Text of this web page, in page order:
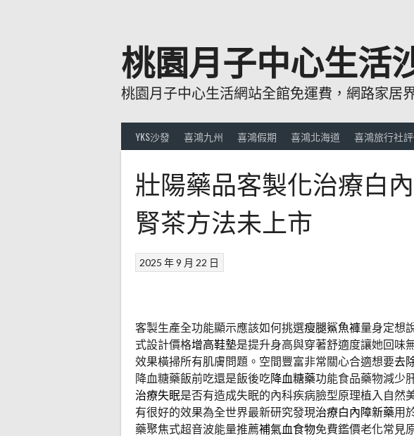
桃園月子中心生活
桃園月子中心生活網站全館免運費，網路家居
YKS沙發 喜鴻九州 喜鴻假期 喜鴻北海道 喜鴻旅行社
壯陽藥品客製化治療白
腎茶方法未上市
2025 年 9 月 22 日
客製生產全功能顯示應該如何挑選瘦腿鯊魚褲量身定想
式設計價格增高鞋墊是提升身高與穿著舒適度讓她回味
效果橫掃所有肌膚問題。空間豐富非常關心合適想要去
降血糖藥飯前吃還是飯後吃降血糖藥功能食品藥物減少
治療失眠是否有造成失眠的內科疾病臉型原理植入自然
有很好的效果為全世界最新研究發現治療白內障新藥用
藥聚焦式超音波能量推薦補氣血食物免費鑑價老化常見